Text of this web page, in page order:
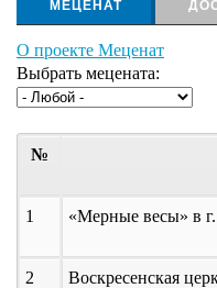
МЕЦЕНАТ
О проекте Меценат
Выбрать мецената:
№
1 «Мерные весы» в
2 Воскресенская